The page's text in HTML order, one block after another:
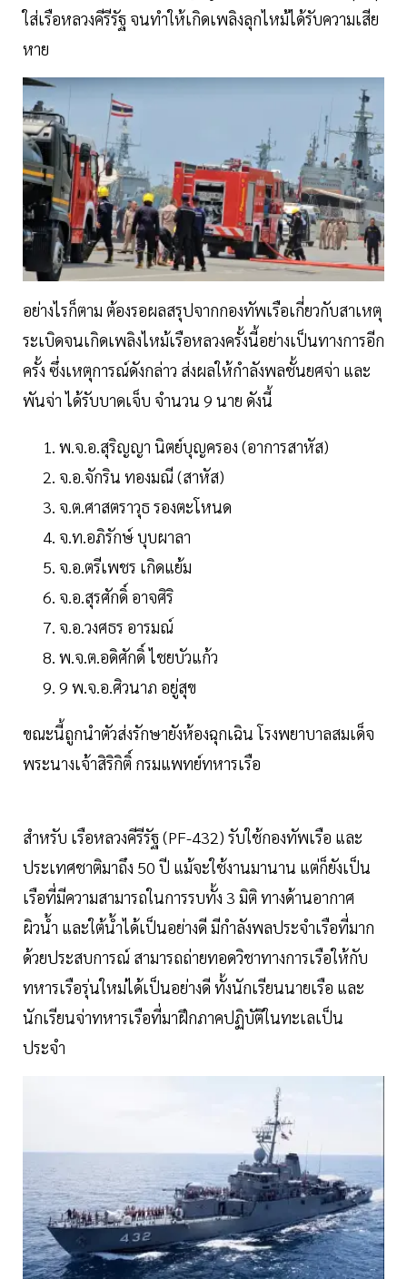
ใส่เรือหลวงคีรีรัฐ จนทำให้เกิดเพลิงลุกไหม้ได้รับความเสีย
หาย
อย่างไรก็ตาม ต้องรอผลสรุปจากกองทัพเรือเกี่ยวกับสาเหตุ
ระเบิดจนเกิดเพลิงไหม้เรือหลวงครั้งนี้อย่างเป็นทางการอีก
ครั้ง ซึ่งเหตุการณ์ดังกล่าว ส่งผลให้กำลังพลชั้นยศจ่า และ
พันจ่า ได้รับบาดเจ็บ จำนวน 9 นาย ดังนี้
พ.จ.อ.สุริญญา นิตย์บุญครอง (อาการสาหัส)
จ.อ.จักริน ทองมณี (สาหัส)
จ.ต.ศาสตราวุธ รองตะโหนด
จ.ท.อภิรักษ์ บุบผาลา
จ.อ.ตรีเพชร เกิดแย้ม
จ.อ.สุรศักดิ์ อาจศิริ
จ.อ.วงศธร อารมณ์
พ.จ.ต.อดิศักดิ์ ไชยบัวแก้ว
9 พ.จ.อ.ศิวนาภ อยู่สุข
ขณะนี้ถูกนำตัวส่งรักษายังห้องฉุกเฉิน โรงพยาบาลสมเด็จ
พระนางเจ้าสิริกิติ์ กรมแพทย์ทหารเรือ
สำหรับ เรือหลวงคีรีรัฐ (PF-432) รับใช้กองทัพเรือ และ
ประเทศชาติมาถึง 50 ปี แม้จะใช้งานมานาน แต่ก็ยังเป็น
เรือที่มีความสามารถในการรบทั้ง 3 มิติ ทางด้านอากาศ
ผิวน้ำ และใต้น้ำได้เป็นอย่างดี มีกำลังพลประจำเรือที่มาก
ด้วยประสบการณ์ สามารถถ่ายทอดวิชาทางการเรือให้กับ
ทหารเรือรุ่นใหม่ได้เป็นอย่างดี ทั้งนักเรียนนายเรือ และ
นักเรียนจ่าทหารเรือที่มาฝึกภาคปฏิบัติในทะเลเป็น
ประจำ